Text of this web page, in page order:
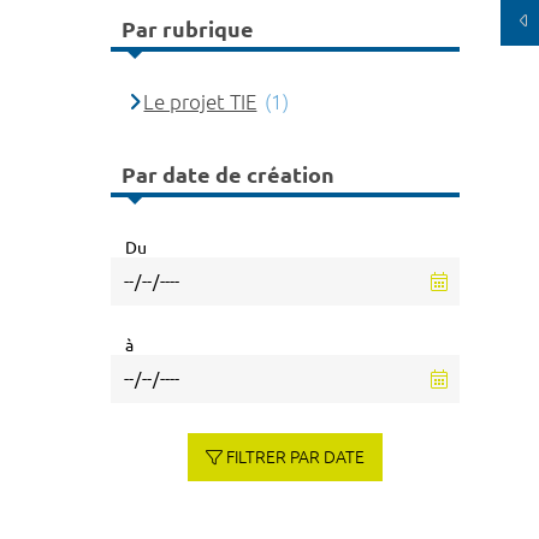
Par rubrique
Le projet TIE (1)
Par date de création
Du
à
FILTRER PAR DATE